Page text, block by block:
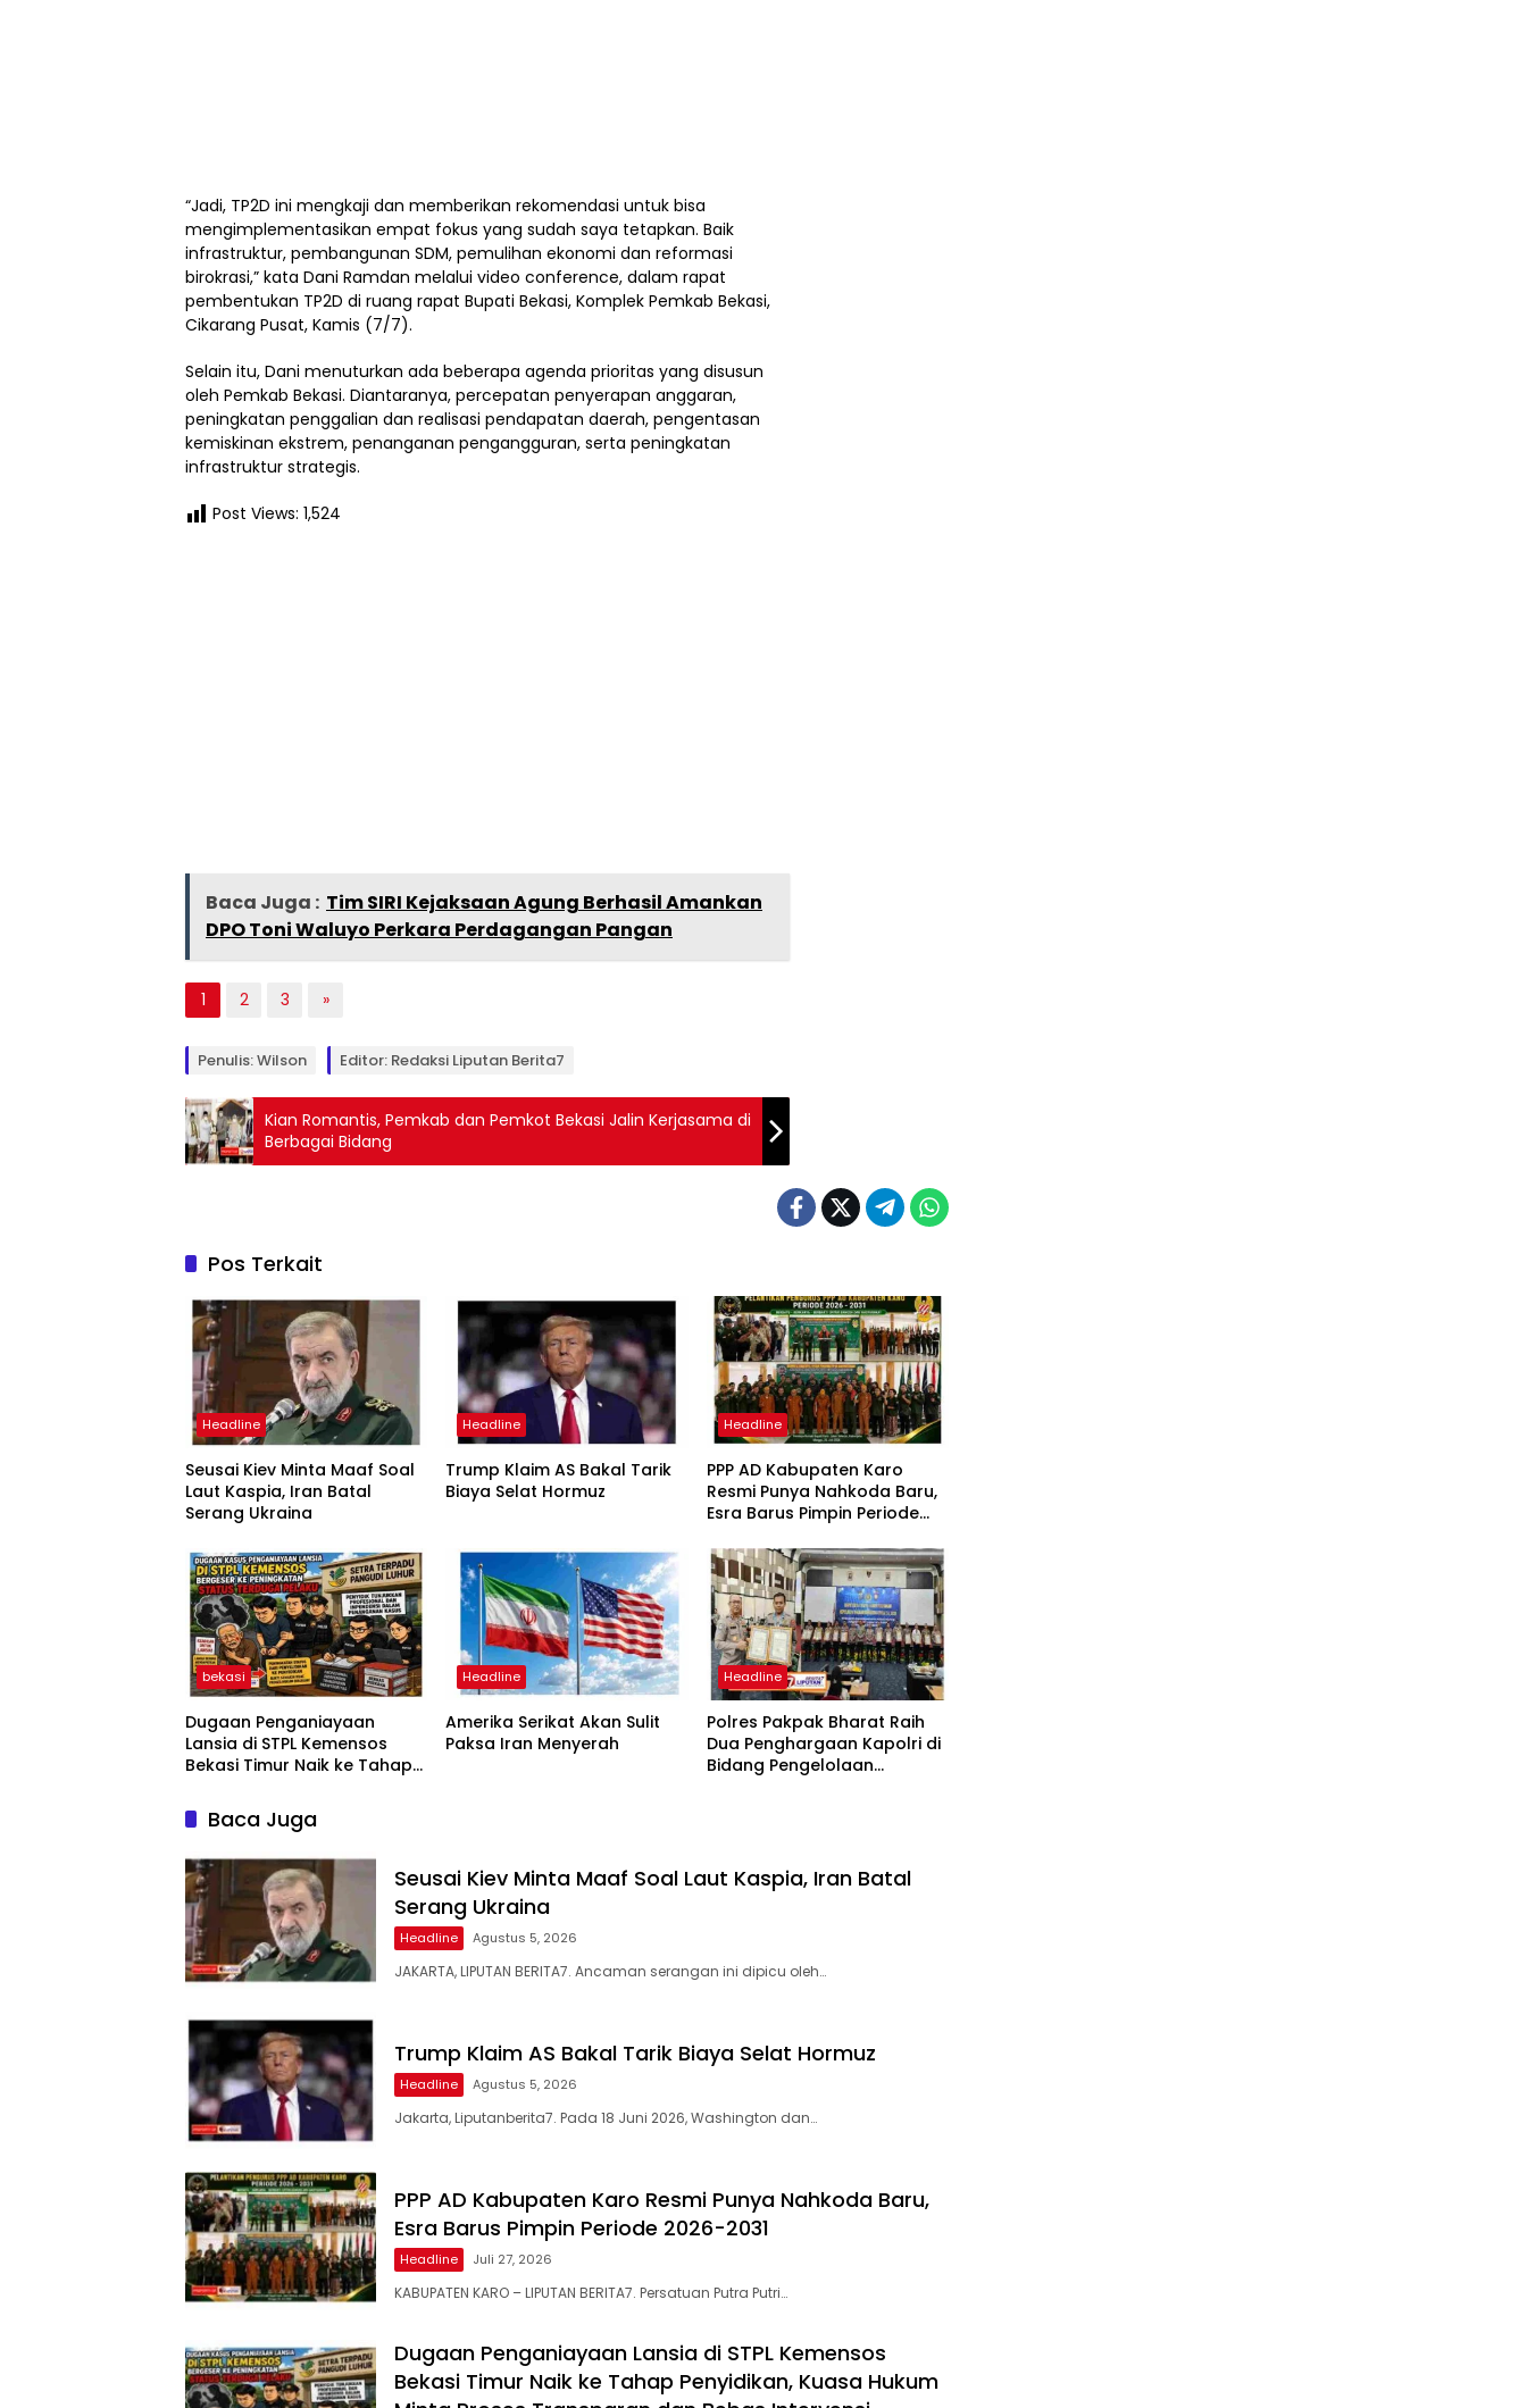
“Jadi, TP2D ini mengkaji dan memberikan rekomendasi untuk bisa
mengimplementasikan empat fokus yang sudah saya tetapkan. Baik
infrastruktur, pembangunan SDM, pemulihan ekonomi dan reformasi
birokrasi,” kata Dani Ramdan melalui video conference, dalam rapat
pembentukan TP2D di ruang rapat Bupati Bekasi, Komplek Pemkab Bekasi,
Cikarang Pusat, Kamis (7/7).
Selain itu, Dani menuturkan ada beberapa agenda prioritas yang disusun
oleh Pemkab Bekasi. Diantaranya, percepatan penyerapan anggaran,
peningkatan penggalian dan realisasi pendapatan daerah, pengentasan
kemiskinan ekstrem, penanganan pengangguran, serta peningkatan
infrastruktur strategis.
Post Views: 1,524
Baca Juga : Tim SIRI Kejaksaan Agung Berhasil Amankan
DPO Toni Waluyo Perkara Perdagangan Pangan
1 2 3 »
Penulis: Wilson Editor: Redaksi Liputan Berita7
Kian Romantis, Pemkab dan Pemkot Bekasi Jalin Kerjasama di
Berbagai Bidang
Pos Terkait
Headline
Seusai Kiev Minta Maaf Soal
Laut Kaspia, Iran Batal
Serang Ukraina
Headline
Trump Klaim AS Bakal Tarik
Biaya Selat Hormuz
Headline
PPP AD Kabupaten Karo
Resmi Punya Nahkoda Baru,
Esra Barus Pimpin Periode
bekasi
Dugaan Penganiayaan
Lansia di STPL Kemensos
Bekasi Timur Naik ke Tahap
Minta Proses Transparan
dan Bebas Intervensi
Headline
Amerika Serikat Akan Sulit
Paksa Iran Menyerah
Headline
Polres Pakpak Bharat Raih
Dua Penghargaan Kapolri di
Bidang Pengelolaan
Baca Juga
Seusai Kiev Minta Maaf Soal Laut Kaspia, Iran Batal
Serang Ukraina
Headline Agustus 5, 2026
JAKARTA, LIPUTAN BERITA7. Ancaman serangan ini dipicu oleh…
Trump Klaim AS Bakal Tarik Biaya Selat Hormuz
Headline Agustus 5, 2026
Jakarta, Liputanberita7. Pada 18 Juni 2026, Washington dan…
PPP AD Kabupaten Karo Resmi Punya Nahkoda Baru,
Esra Barus Pimpin Periode 2026-2031
Headline Juli 27, 2026
KABUPATEN KARO – LIPUTAN BERITA7. Persatuan Putra Putri…
Dugaan Penganiayaan Lansia di STPL Kemensos
Bekasi Timur Naik ke Tahap Penyidikan, Kuasa Hukum